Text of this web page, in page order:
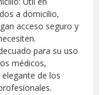
a domicilio,
acceso seguro y
para su uso
médicos,
de los